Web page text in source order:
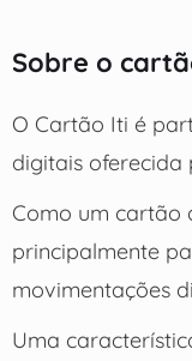
Sobre o
O Cartão Iti é
digitais oferecida
Como um cartão
principalmente
movimentações
Uma